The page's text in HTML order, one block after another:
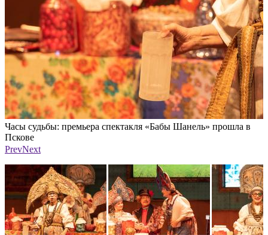
Часы судьбы: премьера спектакля «Бабы Шанель» прошла в
Пскове
Фото: ПАИ
PrevNext